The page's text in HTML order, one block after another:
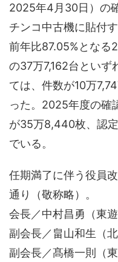
2025年4月30日）の
チンコ中古機に貼付
前年比87.05%となる
の37万7,162台といず
ては、件数が10万
った。2025年度の確
が35万8,440枚、認
でいる。
任期満了に伴う役員
通り（敬称略）。
会長／中村昌勇（東遊
副会長／畠山和生（
副会長／髙橋一則（